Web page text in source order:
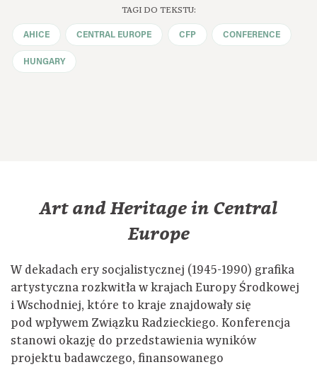
TAGI DO TEKSTU:
AHICE CENTRAL EUROPE CFP CONFERENCE
HUNGARY
Art and Heritage in Central
Europe
W dekadach ery socjalistycznej (1945-1990) grafika
artystyczna rozkwitła w krajach Europy Środkowej
i Wschodniej, które to kraje znajdowały się
pod wpływem Związku Radzieckiego. Konferencja
stanowi okazję do przedstawienia wyników
projektu badawczego, finansowanego